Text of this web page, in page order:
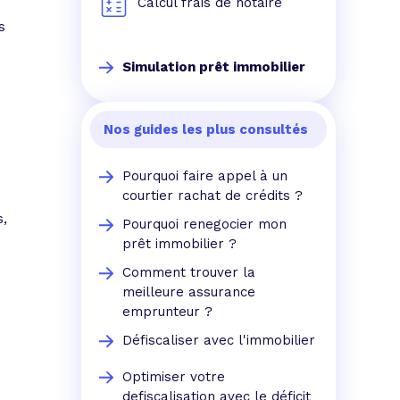
Simulation prêt immobilier
Nos guides les plus consultés
Pourquoi faire appel à un
courtier rachat de crédits ?
Pourquoi renegocier mon
prêt immobilier ?
Comment trouver la
meilleure assurance
emprunteur ?
Défiscaliser avec l'immobilier
Optimiser votre
defiscalisation avec le déficit